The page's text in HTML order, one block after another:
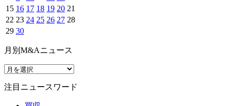
15 16 17 18 19 20 21
22 23 24 25 26 27 28
29 30
月別M&Aニュース
注目ニュースワード